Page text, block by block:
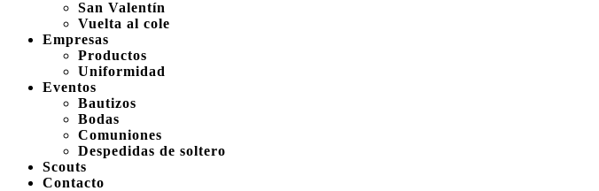
San Valentín
Vuelta al cole
Empresas
Productos
Uniformidad
Eventos
Bautizos
Bodas
Comuniones
Despedidas de soltero
Scouts
Contacto